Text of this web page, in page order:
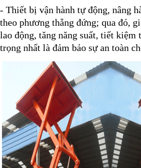
- Thiết bị vận hành tự động, nâng
theo phương thẳng đứng; qua đó,
lao động, tăng năng suất, tiết kiệm
trọng nhất là đảm bảo sự an toàn